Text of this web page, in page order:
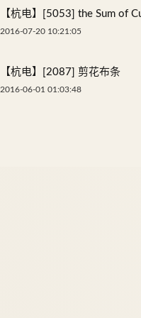
【杭电】[5053] the Sum of
2016-07-20 10:21:05
【杭电】[2087] 剪花布条
2016-06-01 01:03:48